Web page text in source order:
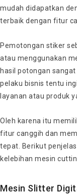
mudah didapatkan
terbaik dengan fitur
Pemotongan stiker
atau menggunakan
hasil potongan
pelaku bisnis tentu
layanan atau produk
Oleh karena itu
fitur canggih dan
tepat. Berikut
kelebihan mesin
Mesin Slitter